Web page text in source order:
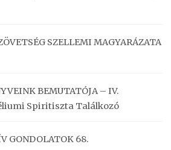
SZELLEMI MAGYARÁZATA
BEMUTATÓJA – IV.
Spiritiszta Találkozó
GONDOLATOK 68.